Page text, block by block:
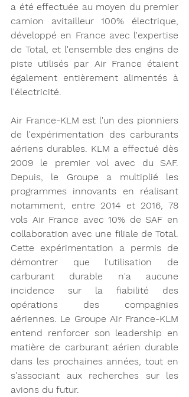
a été effectuée au moyen du premier
camion avitailleur 100% électrique,
développé en France avec l'expertise
de Total, et l'ensemble des engins de
piste utilisés par Air France étaient
également entièrement alimentés à
l'électricité.
Air France-KLM est l'un des pionniers
de l'expérimentation des carburants
aériens durables. KLM a effectué dès
2009 le premier vol avec du SAF.
Depuis, le Groupe a multiplié les
programmes innovants en réalisant
notamment, entre 2014 et 2016, 78
vols Air France avec 10% de SAF en
collaboration avec une filiale de Total.
Cette expérimentation a permis de
démontrer que l'utilisation de
carburant durable n'a aucune
incidence sur la fiabilité des
opérations des compagnies
aériennes. Le Groupe Air France-KLM
entend renforcer son leadership en
matière de carburant aérien durable
dans les prochaines années, tout en
s'associant aux recherches sur les
avions du futur.